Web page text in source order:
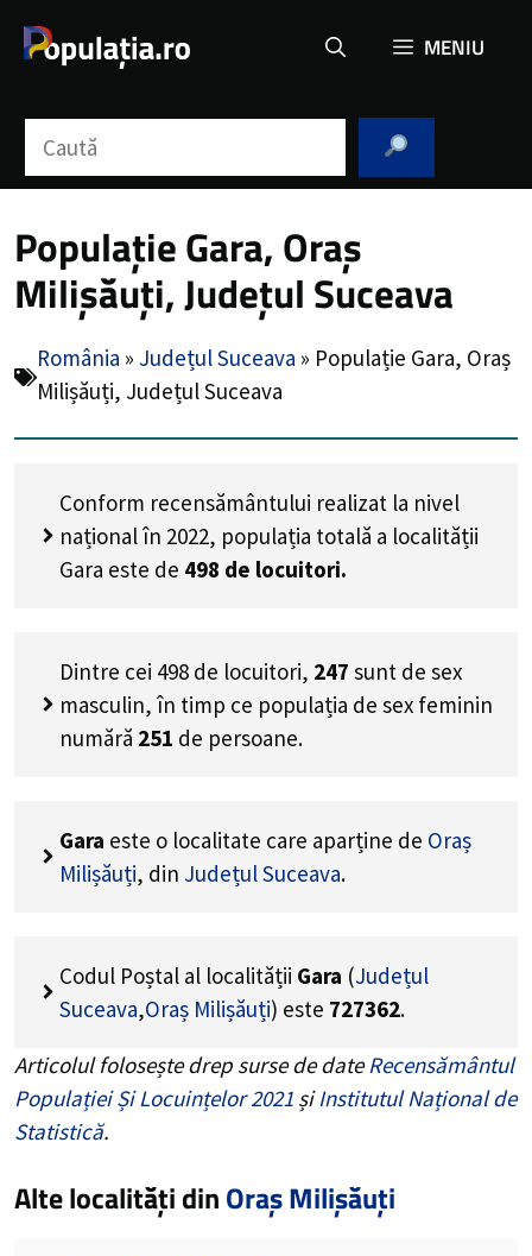
MENIU
Populație Gara, Oraș
Milișăuți, Județul Suceava
România » Județul Suceava » Populație Gara, Oraș
Milișăuți, Județul Suceava
Conform recensământului realizat la nivel
național în 2022, populația totală a localității
Gara este de 498 de locuitori.
Dintre cei 498 de locuitori, 247 sunt de sex
masculin, în timp ce populația de sex feminin
numără 251 de persoane.
Gara este o localitate care aparține de Oraș
Milișăuți, din Județul Suceava.
Codul Poștal al localității Gara (Județul
Suceava,Oraș Milișăuți) este 727362.
Articolul folosește drep surse de dateRecensământul
Populației Și Locuințelor 2021 șiInstitutul Național de
Statistică.
Alte localități dinOraș Milișăuți